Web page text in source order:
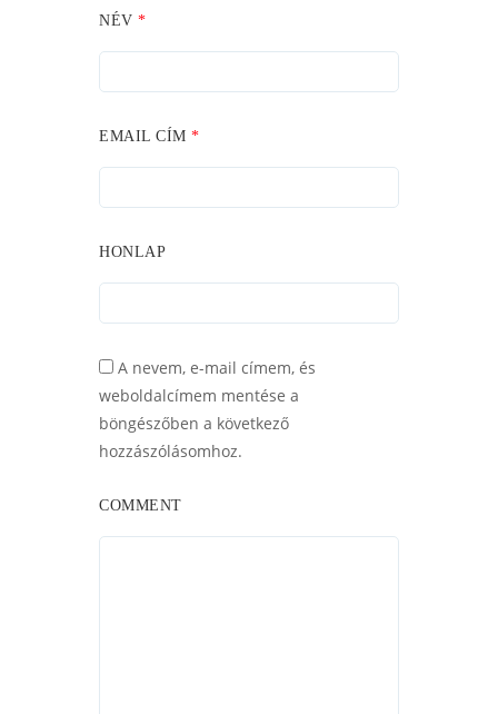
NÉV *
EMAIL CÍM *
HONLAP
A nevem, e-mail címem, és
weboldalcímem mentése a
böngészőben a következő
hozzászólásomhoz.
COMMENT